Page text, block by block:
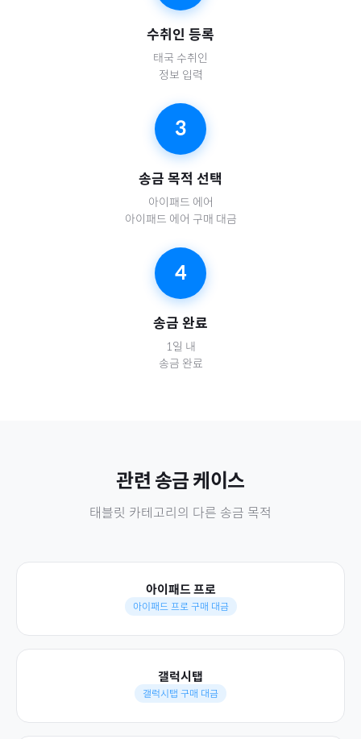
수취인 등록
태국 수취인
정보 입력
3
송금 목적 선택
아이패드 에어
아이패드 에어 구매 대금
4
송금 완료
1일 내
송금 완료
관련 송금 케이스
태블릿 카테고리의 다른 송금 목적
아이패드 프로
아이패드 프로 구매 대금
갤럭시탭
갤럭시탭 구매 대금